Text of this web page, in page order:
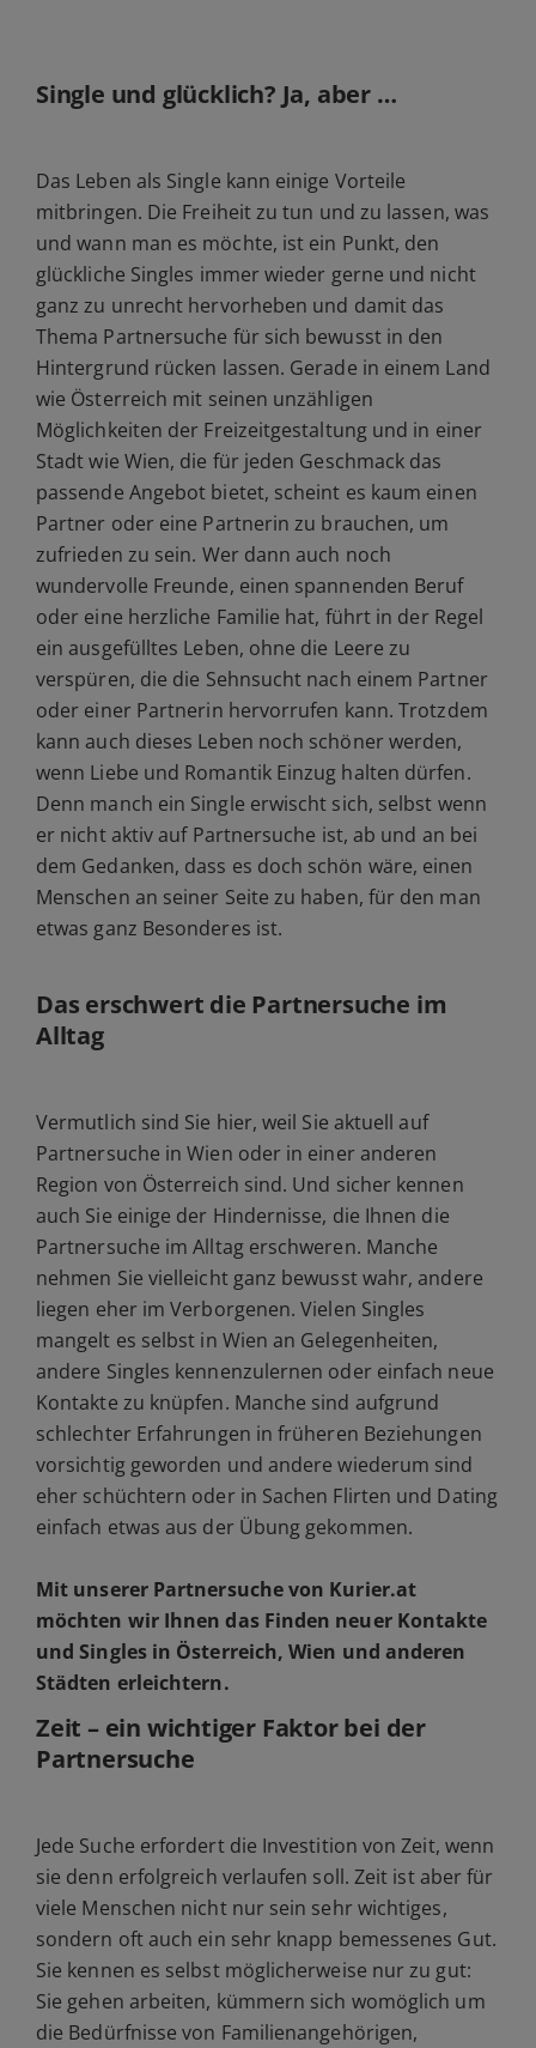
Single und glücklich? Ja, aber …
Das Leben als Single kann einige Vorteile
mitbringen. Die Freiheit zu tun und zu lassen, was
und wann man es möchte, ist ein Punkt, den
glückliche Singles immer wieder gerne und nicht
ganz zu unrecht hervorheben und damit das
Thema Partnersuche für sich bewusst in den
Hintergrund rücken lassen. Gerade in einem Land
wie Österreich mit seinen unzähligen
Möglichkeiten der Freizeitgestaltung und in einer
Stadt wie Wien, die für jeden Geschmack das
passende Angebot bietet, scheint es kaum einen
Partner oder eine Partnerin zu brauchen, um
zufrieden zu sein. Wer dann auch noch
wundervolle Freunde, einen spannenden Beruf
oder eine herzliche Familie hat, führt in der Regel
ein ausgefülltes Leben, ohne die Leere zu
verspüren, die die Sehnsucht nach einem Partner
oder einer Partnerin hervorrufen kann. Trotzdem
kann auch dieses Leben noch schöner werden,
wenn Liebe und Romantik Einzug halten dürfen.
Denn manch ein Single erwischt sich, selbst wenn
er nicht aktiv auf Partnersuche ist, ab und an bei
dem Gedanken, dass es doch schön wäre, einen
Menschen an seiner Seite zu haben, für den man
etwas ganz Besonderes ist.
Das erschwert die Partnersuche im
Alltag
Vermutlich sind Sie hier, weil Sie aktuell auf
Partnersuche in Wien oder in einer anderen
Region von Österreich sind. Und sicher kennen
auch Sie einige der Hindernisse, die Ihnen die
Partnersuche im Alltag erschweren. Manche
nehmen Sie vielleicht ganz bewusst wahr, andere
liegen eher im Verborgenen. Vielen Singles
mangelt es selbst in Wien an Gelegenheiten,
andere Singles kennenzulernen oder einfach neue
Kontakte zu knüpfen. Manche sind aufgrund
schlechter Erfahrungen in früheren Beziehungen
vorsichtig geworden und andere wiederum sind
eher schüchtern oder in Sachen Flirten und Dating
einfach etwas aus der Übung gekommen.
Mit unserer Partnersuche von Kurier.at
möchten wir Ihnen das Finden neuer Kontakte
und Singles in Österreich, Wien und anderen
Städten erleichtern.
Zeit – ein wichtiger Faktor bei der
Partnersuche
Jede Suche erfordert die Investition von Zeit, wenn
sie denn erfolgreich verlaufen soll. Zeit ist aber für
viele Menschen nicht nur sein sehr wichtiges,
sondern oft auch ein sehr knapp bemessenes Gut.
Sie kennen es selbst möglicherweise nur zu gut:
Sie gehen arbeiten, kümmern sich womöglich um
die Bedürfnisse von Familienangehörigen,